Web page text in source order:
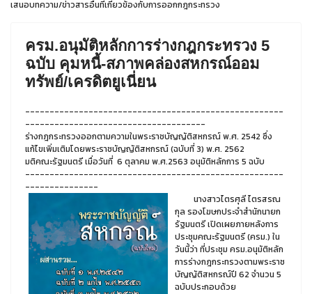
เสนอบทความ/ข่าวสารอื่นที่เกี่ยวข้องกับการออกกฎกระทรวง
ครม.อนุมัติหลักการร่างกฎกระทรวง 5
ฉบับ คุมหนี้-สภาพคล่องสหกรณ์ออม
ทรัพย์/เครดิตยูเนี่ยน
-----------------------------------------------------
-------------------------------------
ร่างกฎกระทรวงออกตามความในพระราชบัญญัติสหกรณ์ พ.ศ. 2542 ซึ่ง
แก้ไขเพิ่มเติมโดยพระราชบัญญัติสหกรณ์ (ฉบับที่ 3) พ.ศ. 2562
มติคณะรัฐมนตรี เมื่อวันที่ 6 ตุลาคม พ.ศ.2563 อนุมัติหลักการ 5 ฉบับ
-----------------------------------------------------
---------------
นางสาวไตรศุลี ไตรสรณ
กุล รองโฆษกประจำสำนักนายก
รัฐมนตรี เปิดเผยภายหลังการ
ประชุมคณะรัฐมนตรี (ครม.) ใน
วันนี้ว่า ที่ประชุม ครม.อนุมัติหลัก
การร่างกฎกระทรวงตามพระราช
บัญญัติสหกรณ์ปี 62 จำนวน 5
ฉบับประกอบด้วย